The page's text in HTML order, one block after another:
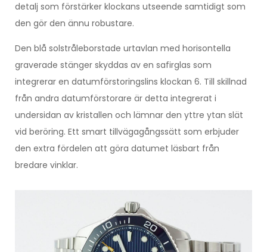
detalj som förstärker klockans utseende samtidigt som
den gör den ännu robustare.
Den blå solstråleborstade urtavlan med horisontella
graverade stänger skyddas av en safirglas som
integrerar en datumförstoringslins klockan 6. Till skillnad
från andra datumförstorare är detta integrerat i
undersidan av kristallen och lämnar den yttre ytan slät
vid beröring. Ett smart tillvägagångssätt som erbjuder
den extra fördelen att göra datumet läsbart från
bredare vinklar.